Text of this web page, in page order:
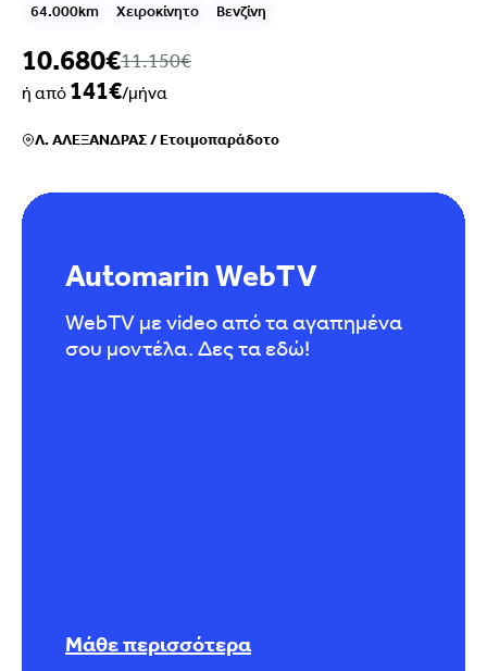
64.000km Χειροκίνητο Βενζίνη
10.680€11.150€
ή από 141€/μήνα
Λ. ΑΛΕΞΑΝΔΡΑΣ/Ετοιμοπαράδοτο
Automarin WebTV
WebTV με video από τα αγαπημένα
σου μοντέλα. Δες τα εδώ!
Μάθε περισσότερα